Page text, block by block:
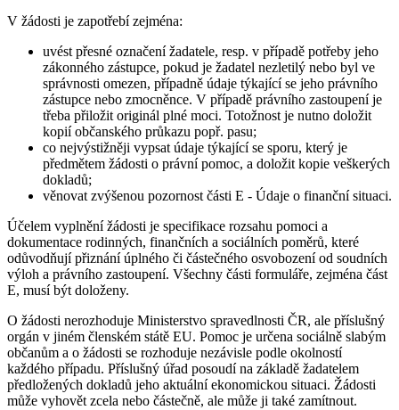
V žádosti je zapotřebí zejména:
uvést přesné označení žadatele, resp. v případě potřeby jeho
zákonného zástupce, pokud je žadatel nezletilý nebo byl ve
správnosti omezen, případně údaje týkající se jeho právního
zástupce nebo zmocněnce. V případě právního zastoupení je
třeba přiložit originál plné moci. Totožnost je nutno doložit
kopií občanského průkazu popř. pasu;
co nejvýstižněji vypsat údaje týkající se sporu, který je
předmětem žádosti o právní pomoc, a doložit kopie veškerých
dokladů;
věnovat zvýšenou pozornost části E - Údaje o finanční situaci.
Účelem vyplnění žádosti je specifikace rozsahu pomoci a
dokumentace rodinných, finančních a sociálních poměrů, které
odůvodňují přiznání úplného či částečného osvobození od soudních
výloh a právního zastoupení. Všechny části formuláře, zejména část
E, musí být doloženy.
O žádosti nerozhoduje Ministerstvo spravedlnosti ČR, ale příslušný
orgán v jiném členském státě EU. Pomoc je určena sociálně slabým
občanům a o žádosti se rozhoduje nezávisle podle okolností
každého případu. Příslušný úřad posoudí na základě žadatelem
předložených dokladů jeho aktuální ekonomickou situaci. Žádosti
může vyhovět zcela nebo částečně, ale může ji také zamítnout.